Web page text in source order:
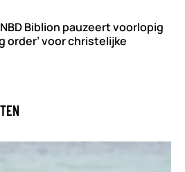
Biblion pauzeert voorlopig
order’ voor christelijke